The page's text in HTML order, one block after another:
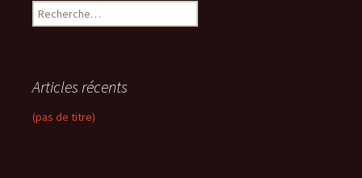
R
e
r
c
h
Articles récents
(pas de titre)